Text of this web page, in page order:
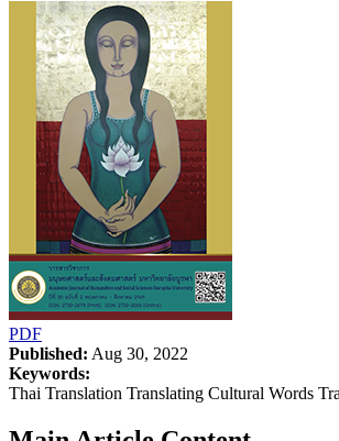
PDF
Published: Aug 30, 2022
Keywords:
Thai Translation Translating Cultural Words